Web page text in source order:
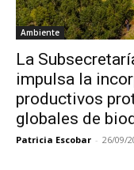
Ambiente
La
impulsa la
productivos
globales de
Patricia Escobar - 26/09/